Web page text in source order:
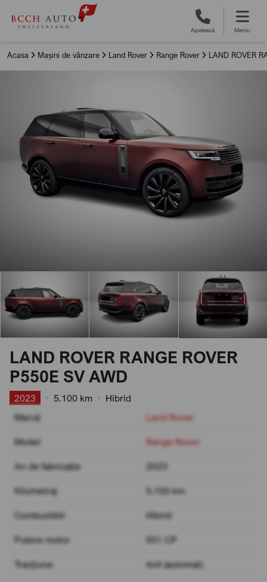
Apelează Meniu
Acasa Mașini de vânzare Land Rover Range Rover LAND ROVER
LAND ROVER RANGE ROVER
P550E SV AWD
2023 5.100 km
Hibrid
Marcă
Land Rover
Model Range Rover
An de fabricație 2023
Kilometraj 5.100 km
Combustibil Hibrid
Putere motor 551 CP
Tracțiune 4x4 (automat)